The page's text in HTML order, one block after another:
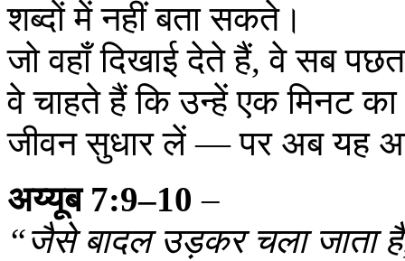
शब्दों में नहीं बता सकते।
जो वहाँ दिखाई देते हैं, वे सब
वे चाहते हैं कि उन्हें एक मिनट
जीवन सुधार लें — पर अब यह
अय्यूब 7:9–10 –
“जैसे बादल उड़कर चला जाता